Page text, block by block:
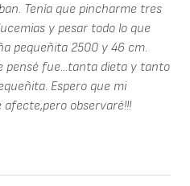
Tenía que pincharme tres
y pesar todo lo que
pequeñita 2500 y 46 cm.
pensé fue...tanta dieta y tanto
Espero que mi
observaré!!!